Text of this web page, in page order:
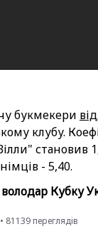
букмекери
клубу.
становив
- 5,40.
Кубку
81139 переглядiв